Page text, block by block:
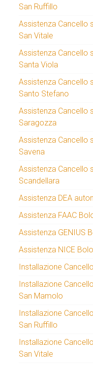
San Ruffillo
Assistenza Cancello
San Vitale
Assistenza Cancello
Santa Viola
Assistenza Cancello
Santo Stefano
Assistenza Cancello
Saragozza
Assistenza Cancello
Savena
Assistenza Cancello
Scandellara
Assistenza DEA
Assistenza FAAC
Assistenza GENIUS
Assistenza NICE
Installazione
Installazione
San Mamolo
Installazione
San Ruffillo
Installazione
San Vitale